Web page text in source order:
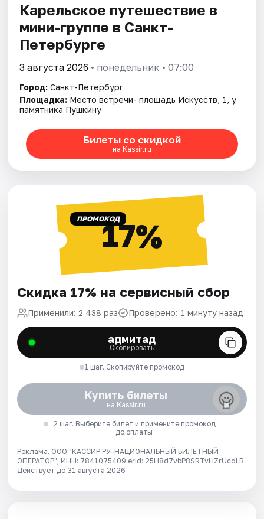
Города
Площадки
Артисты
Рейтинги
Карельское путешествие в
мини-группе в Санкт-
Петербурге
3 августа 2026 • понедельник • 07:00
Город: Санкт-Петербург
Площадка: Место встречи- площадь Искусств, 1, у
памятника Пушкину
Билеты со скидкой
на Kassir.ru
ПРОМОКОД17%
Скидка 17% на сервисный сбор
Применили: 2 438 раз Проверено: 1 минуту назад
адмитад
Скопировать
1 шаг. Скопируйте промокод
Купить билеты
на Kassir.ru
2 шаг. Выберите билет и примените промокод
до оплаты
Реклама. ООО "КАССИР.РУ-НАЦИОНАЛЬНЫЙ БИЛЕТНЫЙ
ОПЕРАТОР", ИНН: 7841075409 erid: 25H8d7vbP8SRTvHZrUcdLB.
Действует до 31 августа 2026